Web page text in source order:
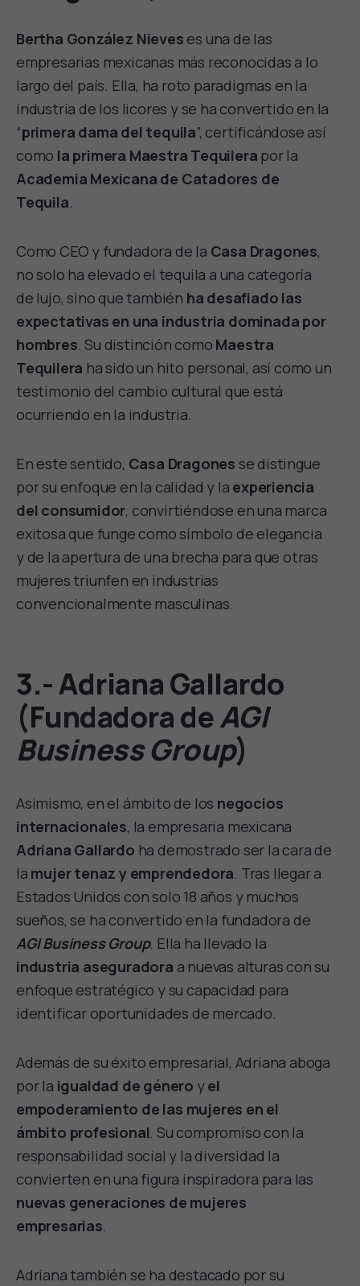
Bertha González Nieves es una de las
empresarias mexicanas más reconocidas a lo
largo del país. Ella, ha roto paradigmas en la
industria de los licores y se ha convertido en la
“primera dama del tequila”, certificándose así
como la primera Maestra Tequilera por la
Academia Mexicana de Catadores de
Tequila.
Como CEO y fundadora de la Casa Dragones,
no solo ha elevado el tequila a una categoría
de lujo, sino que también ha desafiado las
expectativas en una industria dominada por
hombres. Su distinción como Maestra
Tequilera ha sido un hito personal, así como un
testimonio del cambio cultural que está
ocurriendo en la industria.
En este sentido, Casa Dragones se distingue
por su enfoque en la calidad y la experiencia
del consumidor, convirtiéndose en una marca
exitosa que funge como símbolo de elegancia
y de la apertura de una brecha para que otras
mujeres triunfen en industrias
convencionalmente masculinas.
3.- Adriana Gallardo
(Fundadora deAGI
Business Group)
Asimismo, en el ámbito de los negocios
internacionales, la empresaria mexicana
Adriana Gallardo ha demostrado ser la cara de
la mujer tenaz y emprendedora. Tras llegar a
Estados Unidos con solo 18 años y muchos
sueños, se ha convertido en la fundadora de
AGI Business Group. Ella ha llevado la
industria aseguradora a nuevas alturas con su
enfoque estratégico y su capacidad para
identificar oportunidades de mercado.
Además de su éxito empresarial, Adriana aboga
por la igualdad de género yel
empoderamiento de las mujeres en el
ámbito profesional. Su compromiso con la
responsabilidad social y la diversidad la
convierten en una figura inspiradora para las
nuevas generaciones de mujeres
empresarias.
Adriana también se ha destacado por su